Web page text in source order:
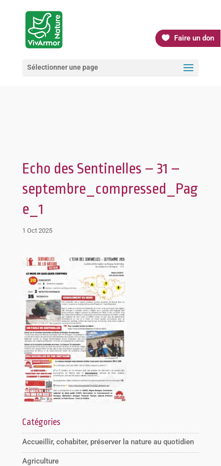
Faire un don
Sélectionner une page
Echo des Sentinelles – 31 –
septembre_compressed_Pag
e_1
1 Oct 2025
Catégories
Accueillir, cohabiter, préserver la nature au quotidien
Agriculture